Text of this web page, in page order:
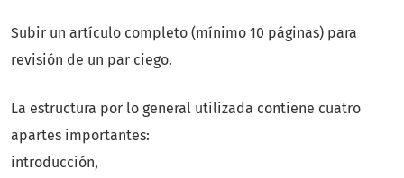
Subir un artículo completo (mínimo 10 páginas) para
revisión de un par ciego.
La estructura por lo general utilizada contiene cuatro
apartes importantes:
introducción,